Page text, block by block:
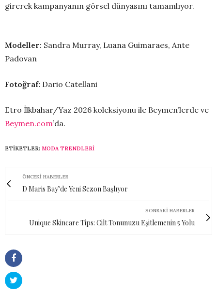
girerek kampanyanın görsel dünyasını tamamlıyor.
Modeller: Sandra Murray, Luana Guimaraes, Ante
Padovan
Fotoğraf: Dario Catellani
Etro İlkbahar/Yaz 2026 koleksiyonu ile Beymen’lerde ve
Beymen.com’da.
ETIKETLER: MODA TRENDLERI
ÖNCEKI HABERLER
D Maris Bay’de Yeni Sezon Başlıyor
SONRAKI HABERLER
Unique Skincare Tips: Cilt Tonunuzu Eşitlemenin 5 Yolu